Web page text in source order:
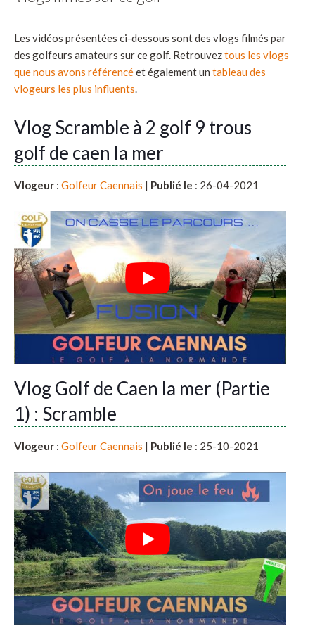
Les vidéos présentées ci-dessous sont des vlogs filmés par
des golfeurs amateurs sur ce golf. Retrouveztous les vlogs
que nous avons référencéet également un tableau des
vlogeurs les plus influents.
Vlog Scramble à 2 golf 9 trous
golf de caen la mer
Vlogeur : Golfeur Caennais | Publié le : 26-04-2021
Vlog Golf de Caen la mer (Partie
1) : Scramble
Vlogeur : Golfeur Caennais | Publié le : 25-10-2021